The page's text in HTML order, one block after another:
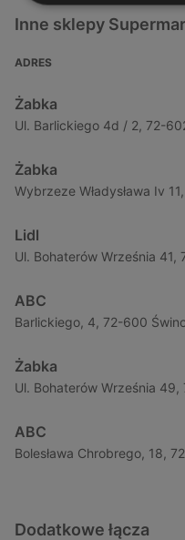
Inne sklepy
ADRES
Żabka
Ul. Barlickiego 4d / 2, 72-
Żabka
Wybrzeze Władysława Iv
Lidl
Ul. Bohaterów Września 41,
ABC
Barlickiego, 4, 72-600
Żabka
Ul. Bohaterów Września
ABC
Bolesława Chrobrego, 18,
Dodatkowe łącza